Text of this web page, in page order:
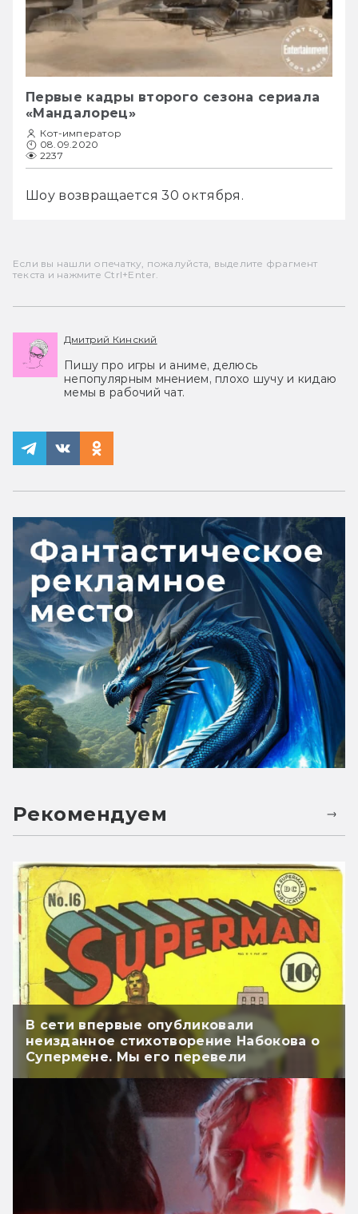
Первые кадры второго сезона сериала
«Мандалорец»
Кот-император
08.09.2020
2237
Шоу возвращается 30 октября.
Если вы нашли опечатку, пожалуйста, выделите фрагмент
текста и нажмите Ctrl+Enter.
Дмитрий Кинский
Пишу про игры и аниме, делюсь
непопулярным мнением, плохо шучу и кидаю
мемы в рабочий чат.
Рекомендуем
В сети впервые опубликовали
неизданное стихотворение Набокова о
Супермене. Мы его перевели